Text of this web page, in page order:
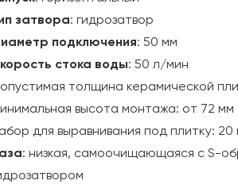
затвора: гидрозатвор
подключения: 50 мм
стока воды: 50 л/мин
толщина керамической
высота монтажа: от 72 мм
для выравнивания под плитку: 20
: низкая, самоочищающаяся с S-